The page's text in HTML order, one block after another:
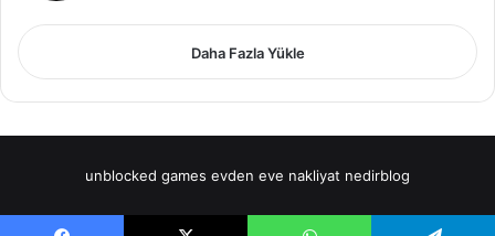
Daha Fazla Yükle
unblocked games evden eve nakliyat nedirblog